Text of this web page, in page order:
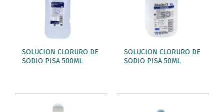
SOLUCION CLORURO DE
SODIO PISA 500ML
SOLUCION CLORURO DE
SODIO PISA 50ML